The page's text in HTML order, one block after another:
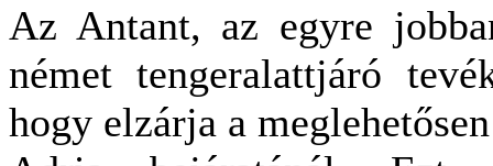
Az Antant, az egyre
német tengeralattjáró
hogy elzárja a